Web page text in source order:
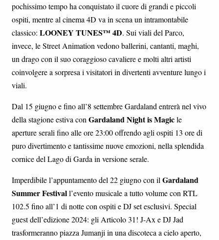
pochissimo tempo ha conquistato il cuore di grandi e piccoli
ospiti, mentre al cinema 4D va in scena un intramontabile
classico: LOONEY TUNES™ 4D. Sui viali del Parco,
invece, le Street Animation vedono ballerini, cantanti, maghi,
un drago con il suo coraggioso cavaliere e molti altri artisti
coinvolgere a sorpresa i visitatori in divertenti avventure lungo i
viali.
Dal 15 giugno e fino all’8 settembre Gardaland entrerà nel vivo
della stagione estiva con Gardaland Night is Magicle
aperture serali fino alle ore 23:00 offrendo agli ospiti 13 ore di
puro divertimento e tantissime nuove emozioni, nella splendida
cornice del Lago di Garda in versione serale.
Imperdibile l’appuntamento del 22 giugno con il Gardaland
Summer Festivall’evento musicale a tutto volume con RTL
102.5 fino all’1 di notte con ospiti e DJ set esclusivi. Special
guest dell’edizione 2024: gli Articolo 31! J-Ax e DJ Jad
trasformeranno piazza Jumanji in una discoteca a cielo aperto,